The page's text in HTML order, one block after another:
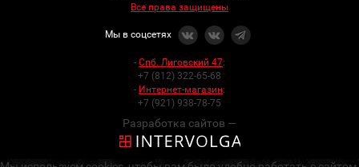
Все права защищены
Мы в соцсетях
- Спб. Лиговский 47:
+7 (812) 322-65-68
- Интернет-магазин:
+7 (921) 938-78-75
Разработка сайтов —